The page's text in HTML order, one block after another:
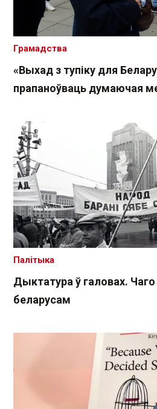
«Выхад з тупіку для
прапаноўваць думаючая
Грамадства
Дыктатура ў галовах. Чаго
беларусам
Палітыка